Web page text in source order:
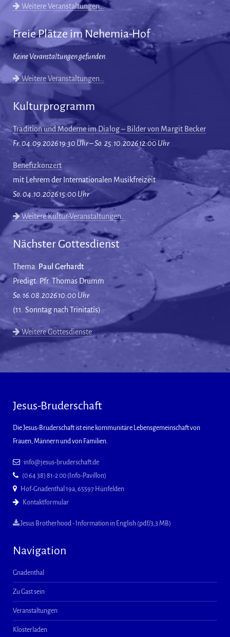
Weitere Veranstaltungen…
Freie Plätze im Nehemia-Hof
Keine Veranstaltungen gefunden.
Weitere Veranstaltungen…
Kulturprogramm
Tradition und Moderne im Dialog – Bilder von Margit Becker
Fr. 04.09.2026 19:30 Uhr – So. 25.10.2026 12:00 Uhr
Benefizkonzert
mit Lehrern der Internationalen Musikfreizeit
So. 04.10.2026 15:00 Uhr
Weitere Kultur-Veranstaltungen…
Nächster Gottesdienst
Thema: Paul Gerhardt
Predigt: Pfr. Thomas Drumm
So. 16.08.2026 10:00 Uhr
(11. Sonntag nach Trinitatis)
Weitere Gottesdienste
Jesus-Bruderschaft
Die Jesus-Bruderschaft ist eine kommunitäre Lebensgemeinschaft von
Frauen, Männern und von Familien.
info@jesus-bruderschaft.de
(0 64 38) 81-2 00 (Info-Pavillon)
Hof-Gnadenthal 19a, 65597 Hünfelden
Kontaktformular
Jesus Brotherhood - Information in English (pdf/3,3 MB)
Navigation
Gnadenthal
Zu Gast sein
Veranstaltungen
Klosterladen